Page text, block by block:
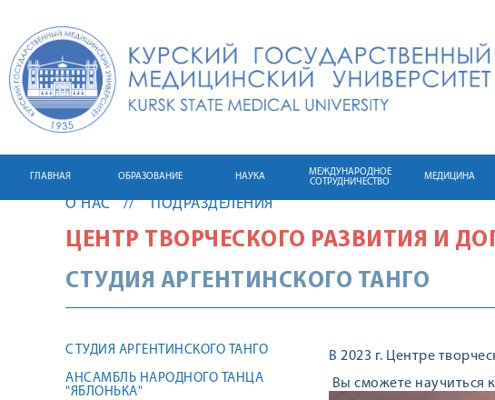
ГЛАВНАЯ ОБРАЗОВАНИЕ НАУКА
МЕЖДУНАРОДНОЕ
СОТРУДНИЧЕСТВО
МЕДИЦИНА
О НАС ПОДРАЗДЕЛЕНИЯ
ЦЕНТР ТВОРЧЕСКОГО РАЗВИТИЯ И
СТУДИЯ АРГЕНТИНСКОГО ТАНГО
СТУДИЯ АРГЕНТИНСКОГО ТАНГО
АНСАМБЛЬ НАРОДНОГО ТАНЦА
"ЯБЛОНЬКА"
В 2023 г. Центре
Вы сможете научиться